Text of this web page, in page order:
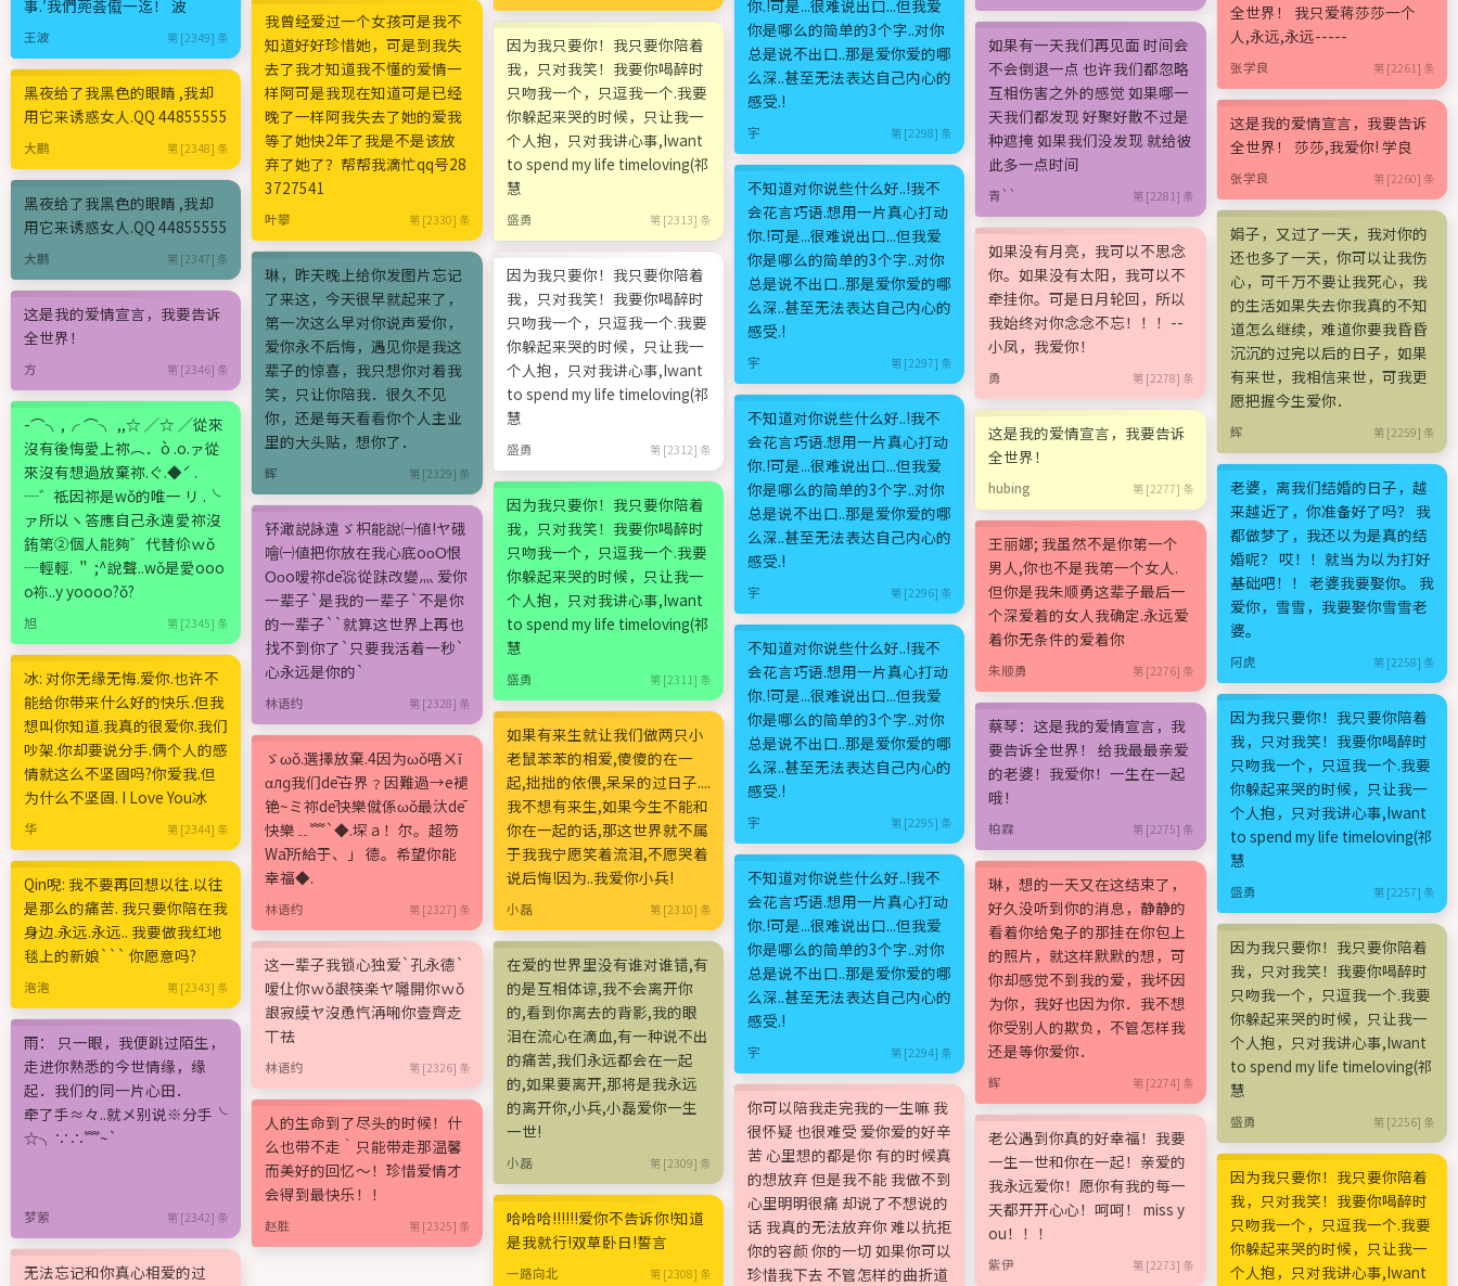
事.′我們蔸荟傤一迄！ 波
王波 第 [2349] 条
黑夜给了我黑色的眼睛 ,我却
用它来诱惑女人.QQ 44855555
大鹏 第 [2348] 条
黑夜给了我黑色的眼睛 ,我却
用它来诱惑女人.QQ 44855555
大鹏 第 [2347] 条
这是我的爱情宣言，我要告诉
全世界！
方 第 [2346] 条
-⌒╮,╭ ⌒╮ ,,☆ ╱☆ ╱從來
沒有後悔愛上祢︵．ò .o.ァ從
來沒有想過放棄祢.ぐ.◆ˊ .
┈゛祗因祢是wǒ的唯一 リ .╰
ァ所以ヽ答應自己永遠愛祢沒
銪第②個人能夠゛代替伱ｗǒ
┈輕輕. ＂ ;^說聲..wǒ是愛oоo
о袮..y yoоoо?ǒ?
旭 第 [2345] 条
冰: 对你无缘无悔.爱你.也许不
能给你带来什么好的快乐.但我
想叫你知道.我真的很爱你.我们
吵架.你却要说分手.俩个人的感
情就这么不坚固吗?你爱我.但
为什么不坚固. I Love You冰
华 第 [2344] 条
Qin唲: 我不要再回想以往.以往
是那么的痛苦. 我只要你陪在我
身边.永远.永远.. 我要做我红地
毯上的新娘``` 你愿意吗?
泡泡 第 [2343] 条
雨： 只一眼，我便跳过陌生，
走进你熟悉的今世情缘，缘
起．我们的同一片心田．
牵了手≈々..就メ别说※分手╰
☆╮∵∴﹌~`
梦萦 第 [2342] 条
无法忘记和你真心相爱的过
我曾经爱过一个女孩可是我不
知道好好珍惜她，可是到我失
去了我才知道我不懂的爱情一
样阿可是我现在知道可是已经
晚了一样阿我失去了她的爱我
等了她快2年了我是不是该放
弃了她了？帮帮我滴忙qq号28
3727541
叶攀 第 [2330] 条
琳，昨天晚上给你发图片忘记
了来这，今天很早就起来了，
第一次这么早对你说声爱你，
爱你永不后悔，遇见你是我这
辈子的惊喜，我只想你对着我
笑，只让你陪我．很久不见
你，还是每天看看你个人主业
里的大头贴，想你了．
辉 第 [2329] 条
钚澉説詠遠ゞ枳能說㈠値!ヤ硪
噲㈠値把你放在我心底oοΟ恨
Οοo嗳祢dē惢從跊改變灬 爱你
一辈子`是我的一辈子`不是你
的一辈子``就算这世界上再也
找不到你了`只要我活着一秒`
心永远是你的`
林语约 第 [2328] 条
ゞωǒ.選擇放棄.4因为ωǒ唔ㄨī
αлɡ我们dē卋界﹖因難過→e褪
铯~ミ祢dē快樂僦係ωǒ最汏dē
快樂﹎﹌`◆.堔ａ！尔。超笏
Wā所給于、」 德。希望你能
幸福◆.
林语约 第 [2327] 条
这一辈子我锁心独爱`孔永德`
嗳仩你ｗǒ詪筷楽ヤ囄開你ｗǒ
詪寂縸ヤ沒恿忾洅啝你壹齊赱
丅祛
林语约 第 [2326] 条
人的生命到了尽头的时候！什
么也带不走｀只能带走那温馨
而美好的回忆～！珍惜爱情才
会得到最快乐！！
赵胜 第 [2325] 条
因为我只要你！我只要你陪着
我，只对我笑！我要你喝醉时
只吻我一个，只逗我一个.我要
你躲起来哭的时候，只让我一
个人抱，只对我讲心事,Iwant
to spend my life timeloving(祁
慧
盛勇 第 [2313] 条
因为我只要你！我只要你陪着
我，只对我笑！我要你喝醉时
只吻我一个，只逗我一个.我要
你躲起来哭的时候，只让我一
个人抱，只对我讲心事,Iwant
to spend my life timeloving(祁
慧
盛勇 第 [2312] 条
因为我只要你！我只要你陪着
我，只对我笑！我要你喝醉时
只吻我一个，只逗我一个.我要
你躲起来哭的时候，只让我一
个人抱，只对我讲心事,Iwant
to spend my life timeloving(祁
慧
盛勇 第 [2311] 条
如果有来生就让我们做两只小
老鼠苯苯的相爱,傻傻的在一
起,拙拙的依偎,呆呆的过日子....
我不想有来生,如果今生不能和
你在一起的话,那这世界就不属
于我我宁愿笑着流泪,不愿哭着
说后悔!因为..我爱你小兵!
小磊 第 [2310] 条
在爱的世界里没有谁对谁错,有
的是互相体谅,我不会离开你
的,看到你离去的背影,我的眼
泪在流心在滴血,有一种说不出
的痛苦,我们永远都会在一起
的,如果要离开,那将是我永远
的离开你,小兵,小磊爱你一生
一世!
小磊 第 [2309] 条
哈哈哈!!!!!!爱你不告诉你!知道
是我就行!双草卧日!誓言
一路向北 第 [2308] 条
你.!可是...很难说出口...但我爱
你是哪么的简单的3个字..对你
总是说不出口..那是爱你爱的哪
么深..甚至无法表达自己内心的
感受.!
宇 第 [2298] 条
不知道对你说些什么好..!我不
会花言巧语.想用一片真心打动
你.!可是...很难说出口...但我爱
你是哪么的简单的3个字..对你
总是说不出口..那是爱你爱的哪
么深..甚至无法表达自己内心的
感受.!
宇 第 [2297] 条
不知道对你说些什么好..!我不
会花言巧语.想用一片真心打动
你.!可是...很难说出口...但我爱
你是哪么的简单的3个字..对你
总是说不出口..那是爱你爱的哪
么深..甚至无法表达自己内心的
感受.!
宇 第 [2296] 条
不知道对你说些什么好..!我不
会花言巧语.想用一片真心打动
你.!可是...很难说出口...但我爱
你是哪么的简单的3个字..对你
总是说不出口..那是爱你爱的哪
么深..甚至无法表达自己内心的
感受.!
宇 第 [2295] 条
不知道对你说些什么好..!我不
会花言巧语.想用一片真心打动
你.!可是...很难说出口...但我爱
你是哪么的简单的3个字..对你
总是说不出口..那是爱你爱的哪
么深..甚至无法表达自己内心的
感受.!
宇 第 [2294] 条
你可以陪我走完我的一生嘛 我
很怀疑 也很难受 爱你爱的好辛
苦 心里想的都是你 有的时候真
的想放弃 但是我不能 我做不到
心里明明很痛 却说了不想说的
话 我真的无法放弃你 难以抗拒
你的容颜 你的一切 如果你可以
珍惜我下去 不管怎样的曲折道
如果有一天我们再见面 时间会
不会倒退一点 也许我们都忽略
互相伤害之外的感觉 如果哪一
天我们都发现 好聚好散不过是
种遮掩 如果我们没发现 就给彼
此多一点时间
青`` 第 [2281] 条
如果没有月亮，我可以不思念
你。如果没有太阳，我可以不
牵挂你。可是日月轮回，所以
我始终对你念念不忘！！！--
小凤，我爱你！
勇 第 [2278] 条
这是我的爱情宣言，我要告诉
全世界！
hubing 第 [2277] 条
王丽娜; 我虽然不是你第一个
男人,你也不是我第一个女人.
但你是我朱顺勇这辈子最后一
个深爱着的女人我确定.永远爱
着你无条件的爱着你
朱顺勇 第 [2276] 条
蔡琴：这是我的爱情宣言，我
要告诉全世界！ 给我最最亲爱
的老婆！我爱你！一生在一起
哦！
柏霖 第 [2275] 条
琳，想的一天又在这结束了，
好久没听到你的消息，静静的
看着你给兔子的那挂在你包上
的照片，就这样默默的想，可
你却感觉不到我的爱，我坏因
为你，我好也因为你．我不想
你受别人的欺负，不管怎样我
还是等你爱你．
辉 第 [2274] 条
老公遇到你真的好幸福！我要
一生一世和你在一起！亲爱的
我永远爱你！愿你有我的每一
天都开开心心！呵呵！ miss y
ou！！！
紫伊 第 [2273] 条
全世界！ 我只爱蒋莎莎一个
人,永远,永远-----
张学良 第 [2261] 条
这是我的爱情宣言，我要告诉
全世界！ 莎莎,我爱你! 学良
张学良 第 [2260] 条
娟子，又过了一天，我对你的
还也多了一天，你可以让我伤
心，可千万不要让我死心，我
的生活如果失去你我真的不知
道怎么继续，难道你要我昏昏
沉沉的过完以后的日子，如果
有来世，我相信来世，可我更
愿把握今生爱你．
辉 第 [2259] 条
老婆，离我们结婚的日子，越
来越近了，你准备好了吗？ 我
都做梦了，我还以为是真的结
婚呢？ 哎！！就当为以为打好
基础吧！！ 老婆我要娶你。 我
爱你，雪雪，我要娶你雪雪老
婆。
阿虎 第 [2258] 条
因为我只要你！我只要你陪着
我，只对我笑！我要你喝醉时
只吻我一个，只逗我一个.我要
你躲起来哭的时候，只让我一
个人抱，只对我讲心事,Iwant
to spend my life timeloving(祁
慧
盛勇 第 [2257] 条
因为我只要你！我只要你陪着
我，只对我笑！我要你喝醉时
只吻我一个，只逗我一个.我要
你躲起来哭的时候，只让我一
个人抱，只对我讲心事,Iwant
to spend my life timeloving(祁
慧
盛勇 第 [2256] 条
因为我只要你！我只要你陪着
我，只对我笑！我要你喝醉时
只吻我一个，只逗我一个.我要
你躲起来哭的时候，只让我一
个人抱，只对我讲心事,Iwant